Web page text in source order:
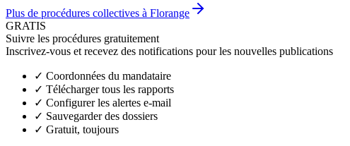
Plus de procédures collectives à Florange
GRATIS
Suivre les procédures gratuitement
Inscrivez-vous et recevez des notifications pour les nouvelles publications
✓ Coordonnées du mandataire
✓ Télécharger tous les rapports
✓ Configurer les alertes e-mail
✓ Sauvegarder des dossiers
✓ Gratuit, toujours